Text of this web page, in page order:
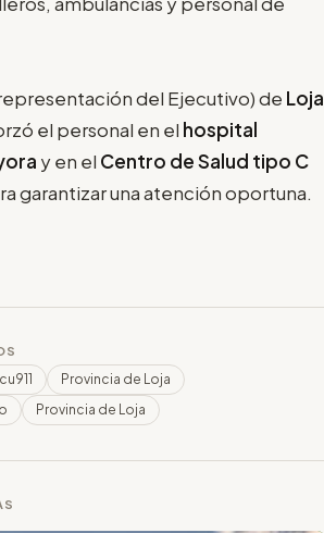
del Ejecutivo) de Loja
el personal en el hospital
y en el Centro de Salud tipo C
garantizar una atención oportuna.
Provincia de Loja
Provincia de Loja